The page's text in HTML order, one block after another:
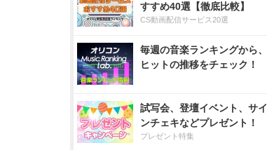
すすめ40選【徹底比較】
CS動画配信サービス20選
毎週の音楽ランキングから、
ヒットの推移をチェック！
試写会、登壇イベント、サイ
ンチェキなどプレゼント！
プレゼント特集